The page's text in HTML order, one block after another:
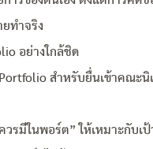
ยทำจริง
อย่างใกล้ชิด
สำหรับยื่นเข้าคณะ
รมีในพอร์ต” ให้เหมาะกับเ